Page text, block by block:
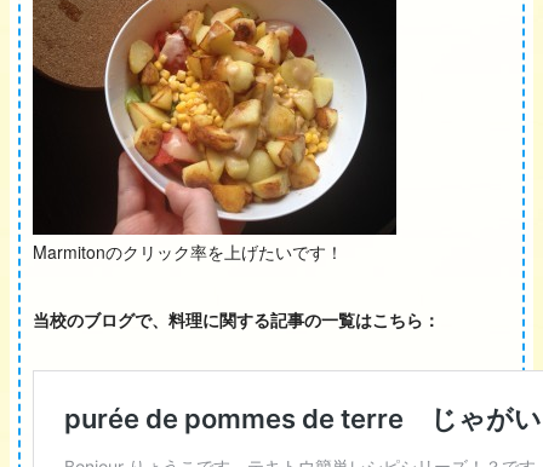
Marmitonのクリック率を上げたいです！
当校のブログで、料理に関する記事の一覧はこちら：